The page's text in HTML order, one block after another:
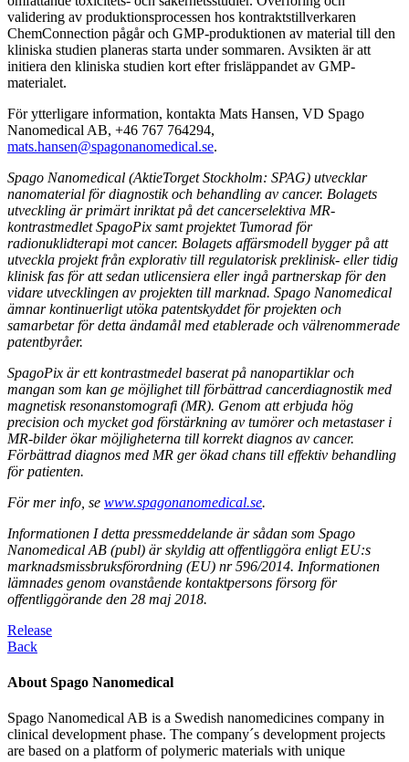
validering av produktionsprocessen hos kontraktstillverkaren
ChemConnection pågår och GMP-produktionen av material till den
kliniska studien planeras starta under sommaren. Avsikten är att
initiera den kliniska studien kort efter frisläppandet av GMP-
materialet.
För ytterligare information, kontakta Mats Hansen, VD Spago
Nanomedical AB, +46 767 764294,
mats.hansen@spagonanomedical.se.
Spago Nanomedical (AktieTorget Stockholm: SPAG) utvecklar
nanomaterial för diagnostik och behandling av cancer. Bolagets
utveckling är primärt inriktat på det cancerselektiva MR-
kontrastmedlet SpagoPix samt projektet Tumorad för
radionuklidterapi mot cancer. Bolagets affärsmodell bygger på att
utveckla projekt från explorativ till regulatorisk preklinisk- eller tidig
klinisk fas för att sedan utlicensiera eller ingå partnerskap för den
vidare utvecklingen av projekten till marknad. Spago Nanomedical
ämnar kontinuerligt utöka patentskyddet för projekten och
samarbetar för detta ändamål med etablerade och välrenommerade
patentbyråer.
SpagoPix är ett kontrastmedel baserat på nanopartiklar och
mangan som kan ge möjlighet till förbättrad cancerdiagnostik med
magnetisk resonanstomografi (MR). Genom att erbjuda hög
precision och mycket god förstärkning av tumörer och metastaser i
MR-bilder ökar möjligheterna till korrekt diagnos av cancer.
Förbättrad diagnos med MR ger ökad chans till effektiv behandling
för patienten.
För mer info, se www.spagonanomedical.se.
Informationen I detta pressmeddelande är sådan som Spago
Nanomedical AB (publ) är skyldig att offentliggöra enligt EU:s
marknadsmissbruksförordning (EU) nr 596/2014. Informationen
lämnades genom ovanstående kontaktpersons försorg för
offentliggörande den 28 maj 2018.
Release
Back
About Spago Nanomedical
Spago Nanomedical AB is a Swedish nanomedicines company in
clinical development phase. The company´s development projects
are based on a platform of polymeric materials with unique